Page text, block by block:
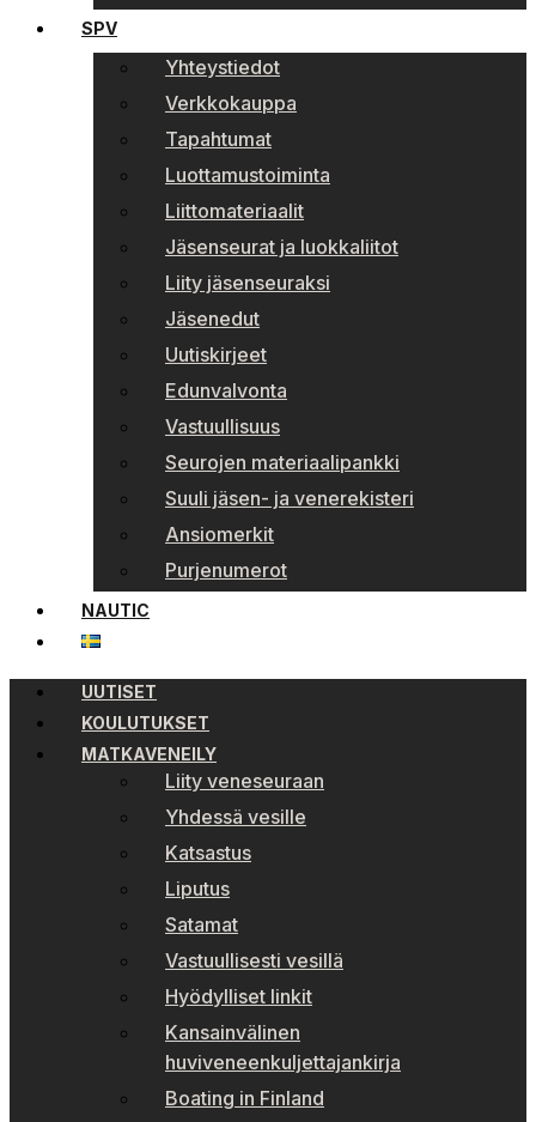
SPV
Yhteystiedot
Verkkokauppa
Tapahtumat
Luottamustoiminta
Liittomateriaalit
Jäsenseurat ja luokkaliitot
Liity jäsenseuraksi
Jäsenedut
Uutiskirjeet
Edunvalvonta
Vastuullisuus
Seurojen materiaalipankki
Suuli jäsen- ja venerekisteri
Ansiomerkit
Purjenumerot
NAUTIC
UUTISET
KOULUTUKSET
MATKAVENEILY
Liity veneseuraan
Yhdessä vesille
Katsastus
Liputus
Satamat
Vastuullisesti vesillä
Hyödylliset linkit
Kansainvälinen
huviveneenkuljettajankirja
Boating in Finland